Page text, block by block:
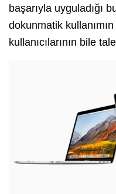
başarıyla uyguladığı
dokunmatik
kullanıcılarının bile